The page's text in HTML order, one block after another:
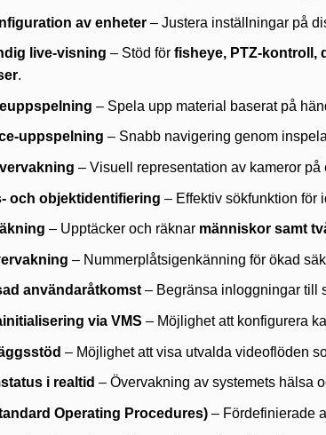
av enheter – Justera inställningar på
live-visning – Stöd förfisheye, PTZ-kontroll,
.
– Spela upp material baserat på
uppspelning – Snabb navigering genom
– Visuell representation av kameror på
och objektidentifiering – Effektiv sökfunktion för
– Upptäcker och räknar människor samt
– Nummerplåtsigenkänning för ökad
användaråtkomst – Begränsa inloggningar till
via VMS – Möjlighet att konfigurera
– Möjlighet att visa utvalda videoflöden
i realtid – Övervakning av systemets hälsa
Operating Procedures) – Fördefinierade